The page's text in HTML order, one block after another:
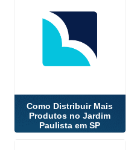
Como Distribuir Mais
Produtos no Jardim
Paulista em SP